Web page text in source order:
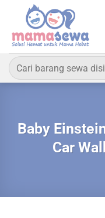
content
Pencarian
untuk:
Baby
Car